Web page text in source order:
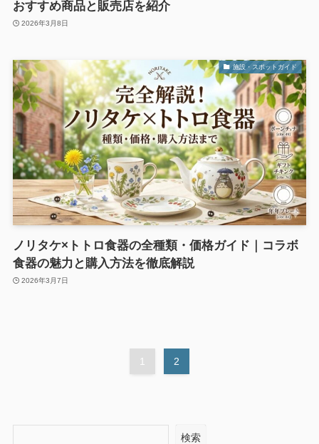
おすすめ商品と販売店を紹介
2026年3月8日
施設・スポットガイド
ノリタケ×トトロ食器の全種類・価格ガイド｜コラボ
食器の魅力と購入方法を徹底解説
2026年3月7日
1 2
検索